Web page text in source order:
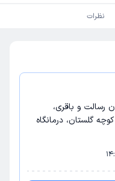
نظرات
رسالت و باقری،
گلستان، درمانگاه